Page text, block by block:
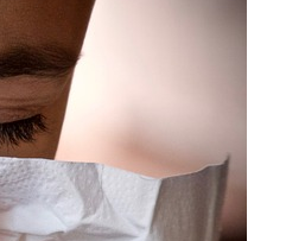
zrozumienie
wpływu
alergii
z
perspektywy
laryngologii